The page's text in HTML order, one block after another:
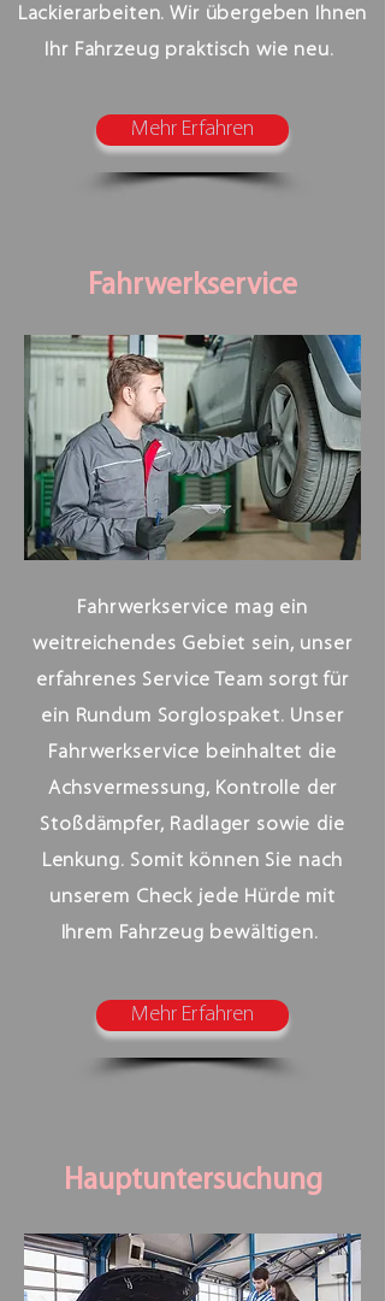
Lackierarbeiten. Wir übergeben Ihnen
Ihr Fahrzeug praktisch wie neu.
Mehr Erfahren
Fahrwerkservice
Fahrwerkservice mag ein
weitreichendes Gebiet sein, unser
erfahrenes Service Team sorgt für
ein Rundum Sorglospaket. Unser
Fahrwerkservice beinhaltet die
Achsvermessung, Kontrolle der
Stoßdämpfer, Radlager sowie die
Lenkung. Somit können Sie nach
unserem Check jede Hürde mit
Ihrem Fahrzeug bewältigen.
Mehr Erfahren
Hauptuntersuchung